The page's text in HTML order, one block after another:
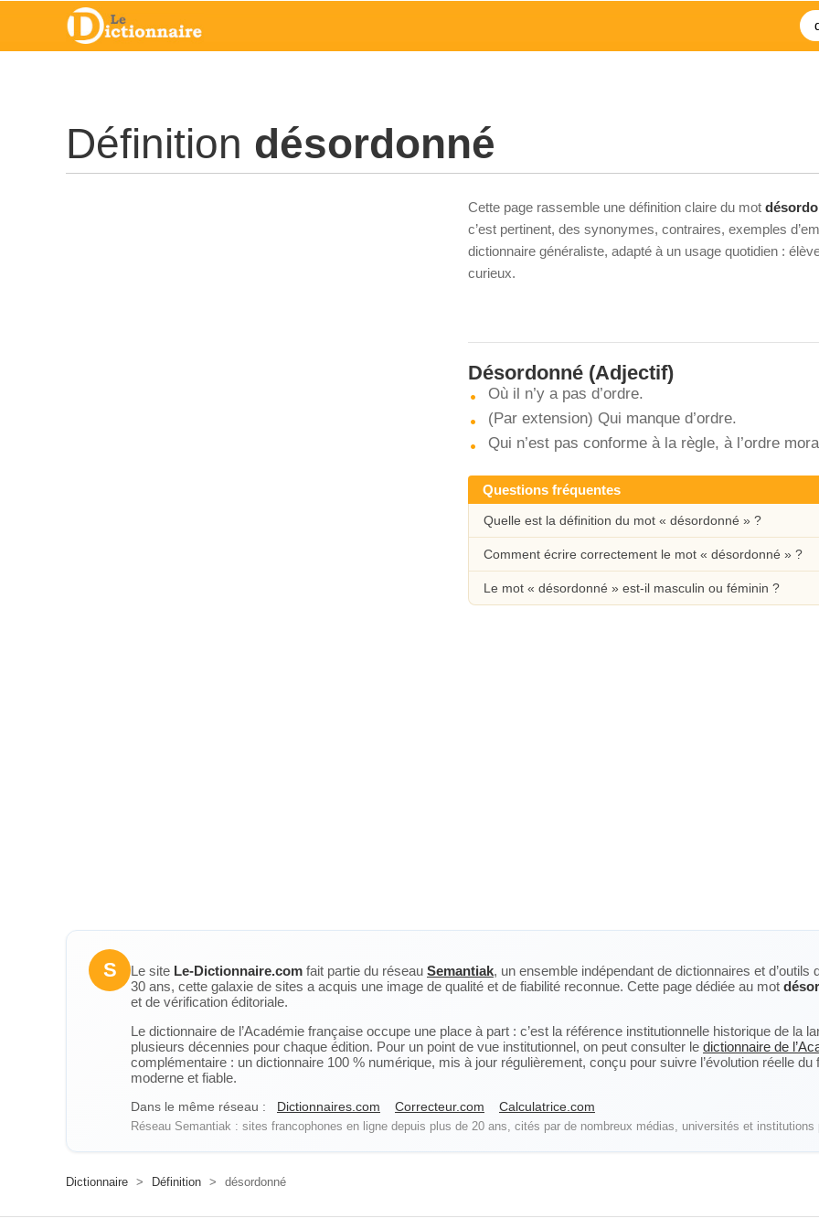
Définition désordonné
Cette page rassemble une définition claire du mot
c’est pertinent, des synonymes, contraires, exemples
dictionnaire généraliste, adapté à un usage quotidien :
curieux.
Désordonné (Adjectif)
Où il n’y a pas d’ordre.
(Par extension) Qui manque d’ordre.
Qui n’est pas conforme à la règle, à l’ordre
Questions fréquentes
Quelle est la définition du mot « désordonné » ?
Comment écrire correctement le mot « désordonné » ?
Le mot « désordonné » est-il masculin ou féminin ?
S Le site Le-Dictionnaire.com fait partie du réseau Semantiak, un ensemble indépendant de dictionnaires et
30 ans, cette galaxie de sites a acquis une image de qualité et de fiabilité reconnue. Cette page dédiée au mot
et de vérification éditoriale.
Le dictionnaire de l’Académie française occupe une place à part : c’est la référence institutionnelle historique de la
plusieurs décennies pour chaque édition. Pour un point de vue institutionnel, on peut consulter le dictionnaire de
complémentaire : un dictionnaire 100 % numérique, mis à jour régulièrement, conçu pour suivre l’évolution réelle
moderne et fiable.
Dans le même réseau : Dictionnaires.com Correcteur.com Calculatrice.com
Réseau Semantiak : sites francophones en ligne depuis plus de 20 ans, cités par de nombreux médias, universités et institutions
Dictionnaire > Définition > désordonné